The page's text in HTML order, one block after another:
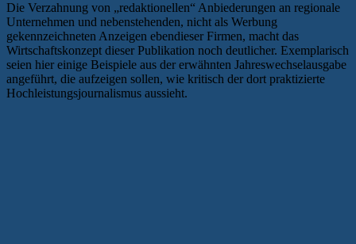
Die Verzahnung von „redaktionellen“ Anbiederungen an regionale
Unternehmen und nebenstehenden, nicht als Werbung
gekennzeichneten Anzeigen ebendieser Firmen, macht das
Wirtschaftskonzept dieser Publikation noch deutlicher. Exemplarisch
seien hier einige Beispiele aus der erwähnten Jahreswechselausgabe
angeführt, die aufzeigen sollen, wie kritisch der dort praktizierte
Hochleistungsjournalismus aussieht.